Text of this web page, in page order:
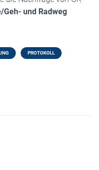
Geh- und Radweg
PROTOKOLL